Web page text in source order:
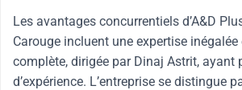
Les avantages concurrentiels d’A&D
Carouge incluent une expertise
complète, dirigée par Dinaj Astrit, ayant
d’expérience. L’entreprise se distingue